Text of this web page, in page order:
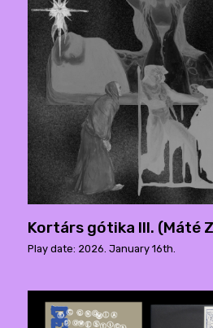
Kortárs gótika III. (Máté
Play date: 2026. January 16th.